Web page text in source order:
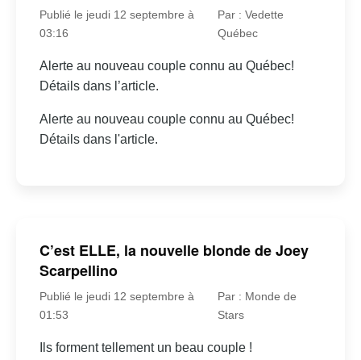
Publié le jeudi 12 septembre à
03:16
Par : Vedette
Québec
Alerte au nouveau couple connu au Québec!
Détails dans l’article.
Alerte au nouveau couple connu au Québec!
Détails dans l'article.
C’est ELLE, la nouvelle blonde de Joey
Scarpellino
Publié le jeudi 12 septembre à
01:53
Par : Monde de
Stars
Ils forment tellement un beau couple !